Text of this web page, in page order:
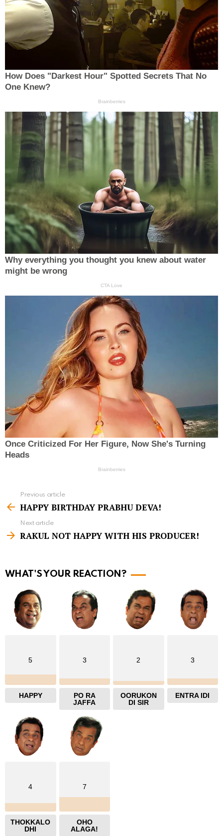
e
m
r
Previous article
HAPPY BIRTHDAY PRABHU DEVA!
Next article
RAKUL NOT HAPPY WITH HIS PRODUCER!
WHAT'S YOUR REACTION?
5
HAPPY
3
PO RA
JAFFA
2
OORUKON
DI SIR
3
ENTRA IDI
4
THOKKALO
DHI
7
OHO
ALAGA!